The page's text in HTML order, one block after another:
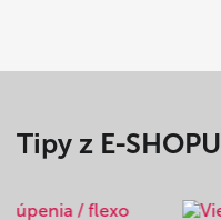
Tipy z E-SHOPU